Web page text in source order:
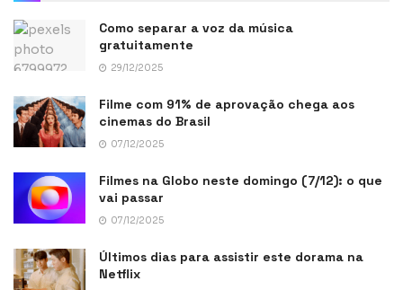
Como separar a voz da música
gratuitamente
29/12/2025
Filme com 91% de aprovação chega aos
cinemas do Brasil
07/12/2025
Filmes na Globo neste domingo (7/12): o que
vai passar
07/12/2025
Últimos dias para assistir este dorama na
Netflix